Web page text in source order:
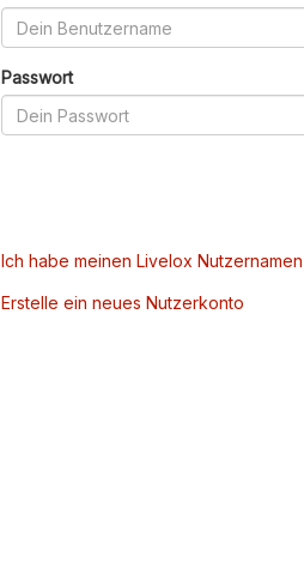
Passwort
Ich habe meinen Livelox
Erstelle ein neues Nutzerkonto